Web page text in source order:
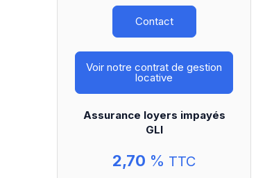
Contact
Voir notre contrat de gestion
locative
Assurance loyers impayés
GLI
2,70 % TTC